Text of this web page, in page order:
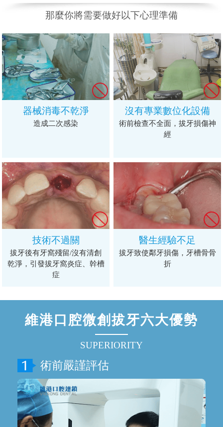
那麼你將需要做好以下心理準備
器械消毒不乾淨
造成二次感染
沒有專業數位化設備
術前檢查不全面，拔牙損傷神
經
技術不過關
拔牙後有牙窩殘留/沒有清創
乾淨，引發拔牙窩炎症、幹槽
症
醫生經驗不足
拔牙致使鄰牙損傷，牙槽骨骨
折
維港口腔微創拔牙六大優勢
SUPERIORITY
術前嚴謹評估